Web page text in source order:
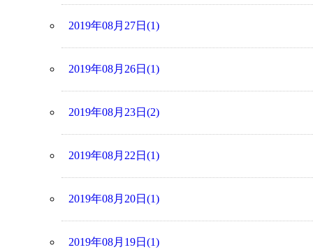
2019年08月27日(1)
2019年08月26日(1)
2019年08月23日(2)
2019年08月22日(1)
2019年08月20日(1)
2019年08月19日(1)